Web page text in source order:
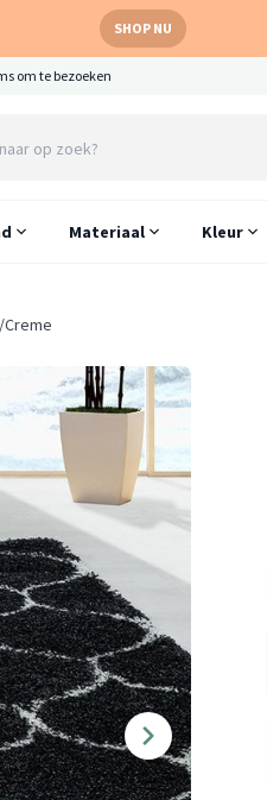
SHOP NU
om te bezoeken
Materiaal Kleur